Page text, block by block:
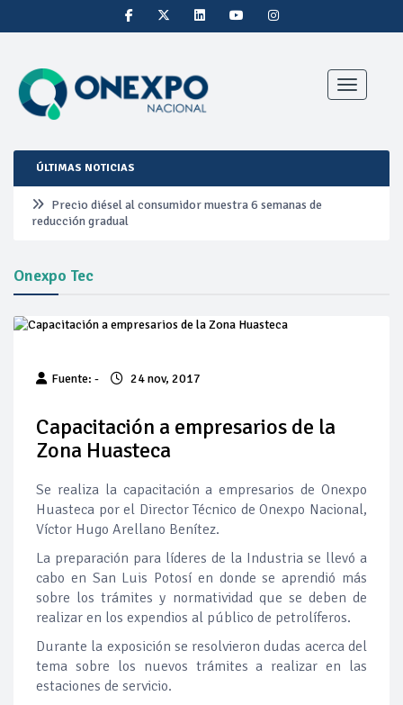
Toggle
ÚLTIMAS NOTICIAS
Precio diésel al consumidor muestra 6 semanas de
reducción gradual
Pemex ante la refinación clandestina
precios del petróleo y producción récord
mantienen precios al alza
Pierde Pemex 71 millones de pesos al día por
"procesadoras" ilegales
Pacto dispara 83% ventas diésel Pemex
Incertidumbre regulatoria pone a prueba las inversiones de
Precio del diésel comprime el margen de las gasolineras: se
espera estabilización del mercado
Baja 5% más el precio internacional del crudo por posible
acuerdo de paz
Onexpo Tec
Fuente: - 24 nov, 2017
Capacitación a empresarios de la
Zona Huasteca
Se realiza la capacitación a empresarios de Onexpo
Huasteca por el Director Técnico de Onexpo Nacional,
Víctor Hugo Arellano Benítez.
La preparación para líderes de la Industria se llevó a
cabo en San Luis Potosí en donde se aprendió más
sobre los trámites y normatividad que se deben de
realizar en los expendios al público de petrolíferos.
Durante la exposición se resolvieron dudas acerca del
tema sobre los nuevos trámites a realizar en las
estaciones de servicio.